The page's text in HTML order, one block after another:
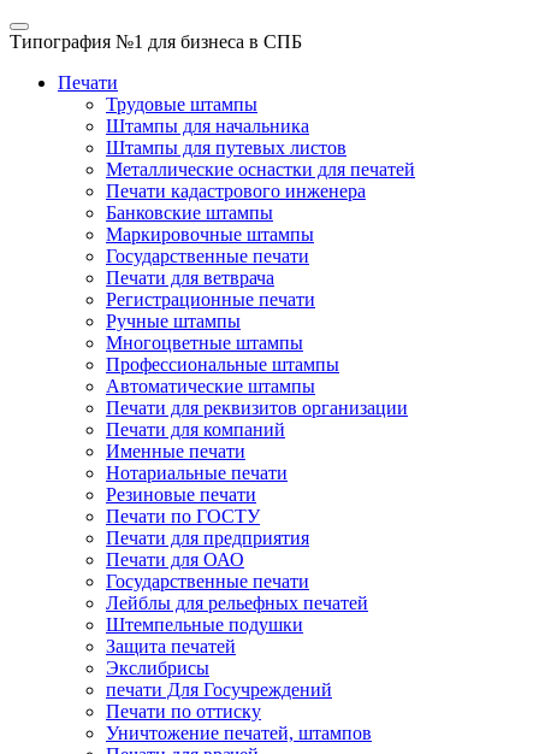
Типография №1 для бизнеса в СПБ
Печати
Трудовые штампы
Штампы для начальника
Штампы для путевых листов
Металлические оснастки для печатей
Печати кадастрового инженера
Банковские штампы
Маркировочные штампы
Государственные печати
Печати для ветврача
Регистрационные печати
Ручные штампы
Многоцветные штампы
Профессиональные штампы
Автоматические штампы
Печати для реквизитов организации
Печати для компаний
Именные печати
Нотариальные печати
Резиновые печати
Печати по ГОСТУ
Печати для предприятия
Печати для ОАО
Государственные печати
Лейблы для рельефных печатей
Штемпельные подушки
Защита печатей
Экслибрисы
печати Для Госучреждений
Печати по оттиску
Уничтожение печатей, штампов